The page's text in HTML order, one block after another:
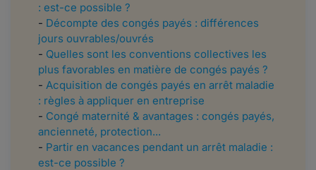
: est-ce possible ?
- Décompte des congés payés : différences
jours ouvrables/ouvrés
- Quelles sont les conventions collectives les
plus favorables en matière de congés payés ?
- Acquisition de congés payés en arrêt maladie
: règles à appliquer en entreprise
- Congé maternité & avantages : congés payés,
ancienneté, protection...
​​​​- Partir en vacances pendant un arrêt maladie :
est-ce possible ?